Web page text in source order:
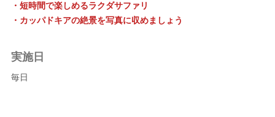
・短時間で楽しめるラクダサファリ
・カッパドキアの絶景を写真に収めましょう
実施日
毎日